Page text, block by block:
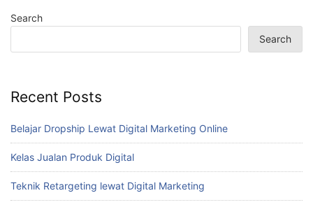
Search
Search
Recent Posts
Belajar Dropship Lewat Digital Marketing Online
Kelas Jualan Produk Digital
Teknik Retargeting lewat Digital Marketing